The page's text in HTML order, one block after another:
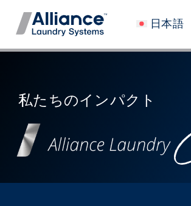
日本語
私たちと働く
私たちのインパクト
採用情報
ニュースルーム
私たちのインパクト